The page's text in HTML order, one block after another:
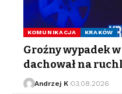
KOMUNIKACJA KRAKÓW
Groźny wypadek
dachował na
Andrzej K 03.08.2026